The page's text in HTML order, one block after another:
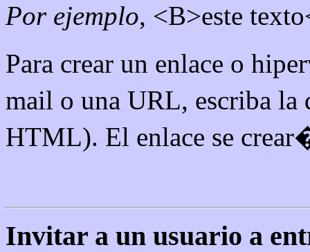
Por ejemplo, <B>este
Para crear un enlace o
mail o una URL, escriba
HTML). El enlace se
Invitar a un usuario a